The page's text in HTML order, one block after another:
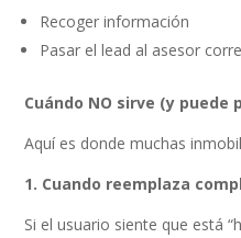
Recoger información
Pasar el lead al asesor
Cuándo NO sirve (y puede
Aquí es donde muchas
1. Cuando reemplaza
Si el usuario siente que está